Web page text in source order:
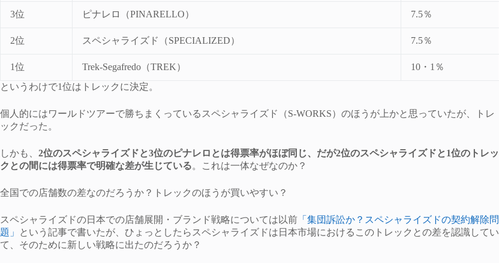
3位 ピナレロ（PINARELLO） 7.5％
2位 スペシャライズド（SPECIALIZED） 7.5％
1位 Trek-Segafredo（TREK）
10・1％
というわけで1位はトレックに決定。
個人的にはワールドツアーで勝ちまくっているスペシャライズド（S-WORKS）のほうが上かと思っていたが、トレ
ックだった。
しかも、 2位のスペシャライズドと3位のピナレロとは得票率がほぼ同じ、だが2位のスペシャライズドと1位のトレッ
クとの間には得票率で明確な差が生じている。これは一体なぜなのか？
全国での店舗数の差なのだろうか？トレックのほうが買いやすい？
スペシャライズドの日本での店舗展開・ブランド戦略については以前 「集団訴訟か？スペシャライズドの契約解除問
題」
という記事で書いたが、ひょっとしたらスペシャライズドは日本市場におけるこのトレックとの差を認識してい
て、そのために新しい戦略に出たのだろうか？